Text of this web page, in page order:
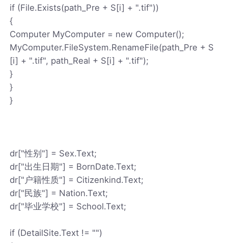
if (File.Exists(path_Pre + S[i] + ".tif"))
{
Computer MyComputer = new Computer();
MyComputer.FileSystem.RenameFile(path_Pre + S
[i] + ".tif", path_Real + S[i] + ".tif");
}
}
}
dr["性别"] = Sex.Text;
dr["出生日期"] = BornDate.Text;
dr["户籍性质"] = Citizenkind.Text;
dr["民族"] = Nation.Text;
dr["毕业学校"] = School.Text;
if (DetailSite.Text != "")